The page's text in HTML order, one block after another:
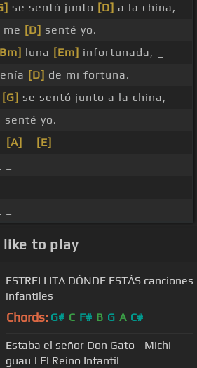
se sentó junto [D] a la china,
[D] senté yo.
luna [Em] infortunada, _
[D] de mi fortuna.
[G] se sentó junto a la china,
senté yo.
[A] [E]
like to play
ESTRELLITA DÓNDE ESTÁS canciones
infantiles
Chords: G# C F# B G A C#
Estaba el señor Don Gato - Michi-
guau | El Reino Infantil